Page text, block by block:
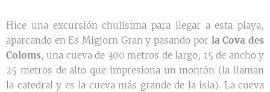
Hice una excursión chulísima para llegar a esta playa,
aparcando en Es Migjorn Gran y pasando por la Cova des
Coloms, una cueva de 300 metros de largo, 15 de ancho y
25 metros de alto que impresiona un montón (la llaman
la catedral y es la cueva más grande de la isla). La cueva